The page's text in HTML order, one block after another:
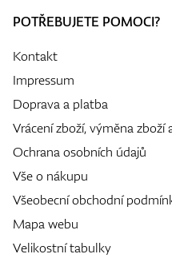
POTŘEBUJETE POMOCI?
Kontakt
Impressum
Doprava a platba
Vrácení zboží, výměna
Ochrana osobních údajů
Vše o nákupu
Všeobecní obchodní
Mapa webu
Velikostní tabulky